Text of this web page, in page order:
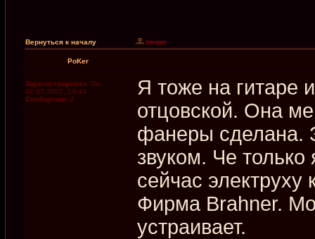
Вернуться к началу
PoKer
Зарегистрирован: Пн
02.07.2007, 13:43
Сообщения: 2
Я тоже на гитаре
отцовской. Она
фанеры сделана.
звуком. Че
сейчас
Фирма Brahner.
устраивает.